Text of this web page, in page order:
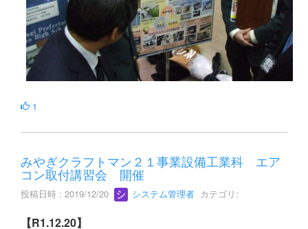
1
みやぎクラフトマン２１事業設備工業科 エア
コン取付講習会 開催
投稿日時 : 2019/12/20 システム管理者 カテゴリ:
【R1.12.20】